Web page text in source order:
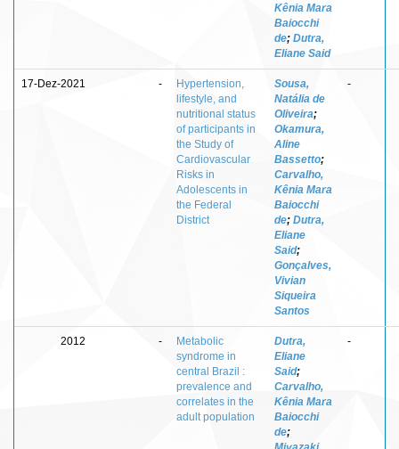
Kênia Mara
Baiocchi
de; Dutra,
Eliane Said
17-Dez-2021 -
Hypertension,
lifestyle, and
nutritional status
of participants in
the Study of
Cardiovascular
Risks in
Adolescents in
the Federal
District
Sousa,
Natália de
Oliveira;
Okamura,
Aline
Bassetto;
Carvalho,
Kênia Mara
Baiocchi
de; Dutra,
Eliane
Said;
Gonçalves,
Vivian
Siqueira
Santos
-
2012 -
Metabolic
syndrome in
central Brazil :
prevalence and
correlates in the
adult population
Dutra,
Eliane
Said;
Carvalho,
Kênia Mara
Baiocchi
de;
-